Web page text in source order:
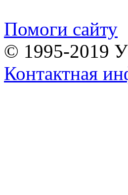
Помоги сайту
© 1995-2019
Контактная